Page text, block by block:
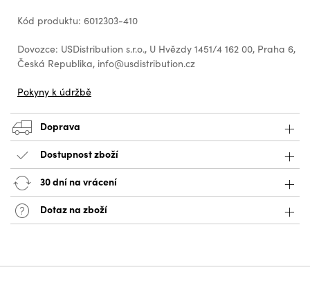
Kód produktu: 6012303-410
Dovozce: USDistribution s.r.o., U Hvězdy 1451/4 162 00, Praha 6,
Česká Republika, info@usdistribution.cz
Pokyny k údržbě
Doprava
Dostupnost zboží
30 dní na vrácení
Dotaz na zboží